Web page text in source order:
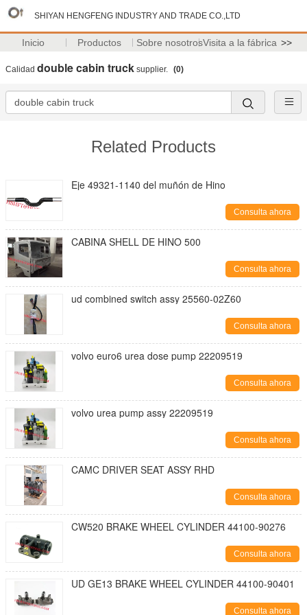
SHIYAN HENGFENG INDUSTRY AND TRADE CO.,LTD
Inicio Productos Sobre nosotrosVisita a la fábrica >>
Calidad double cabin truck supplier. (0)
Related Products
Eje 49321-1140 del muñón de Hino
Consulta ahora
CABINA SHELL DE HINO 500
Consulta ahora
ud combined switch assy 25560-02Z60
Consulta ahora
volvo euro6 urea dose pump 22209519
Consulta ahora
volvo urea pump assy 22209519
Consulta ahora
CAMC DRIVER SEAT ASSY RHD
Consulta ahora
CW520 BRAKE WHEEL CYLINDER 44100-90276
Consulta ahora
UD GE13 BRAKE WHEEL CYLINDER 44100-90401
Consulta ahora